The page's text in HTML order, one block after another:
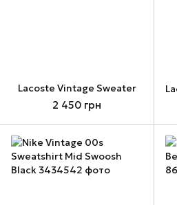
Lacoste Vintage Sweater
2 450 грн